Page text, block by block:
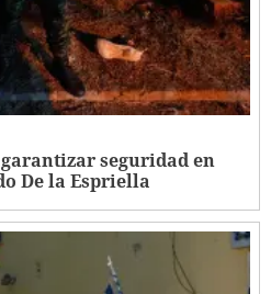
seguridad en
De la Espriella